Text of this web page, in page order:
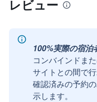
レビュー
100%実際の宿泊
コンバインドま
サイトとの間で
確認済みの予約
示します。